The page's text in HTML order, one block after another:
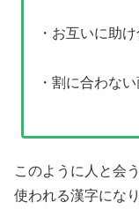
・お互いに助け
・割に合わな
このように人と会
使われる漢字になり